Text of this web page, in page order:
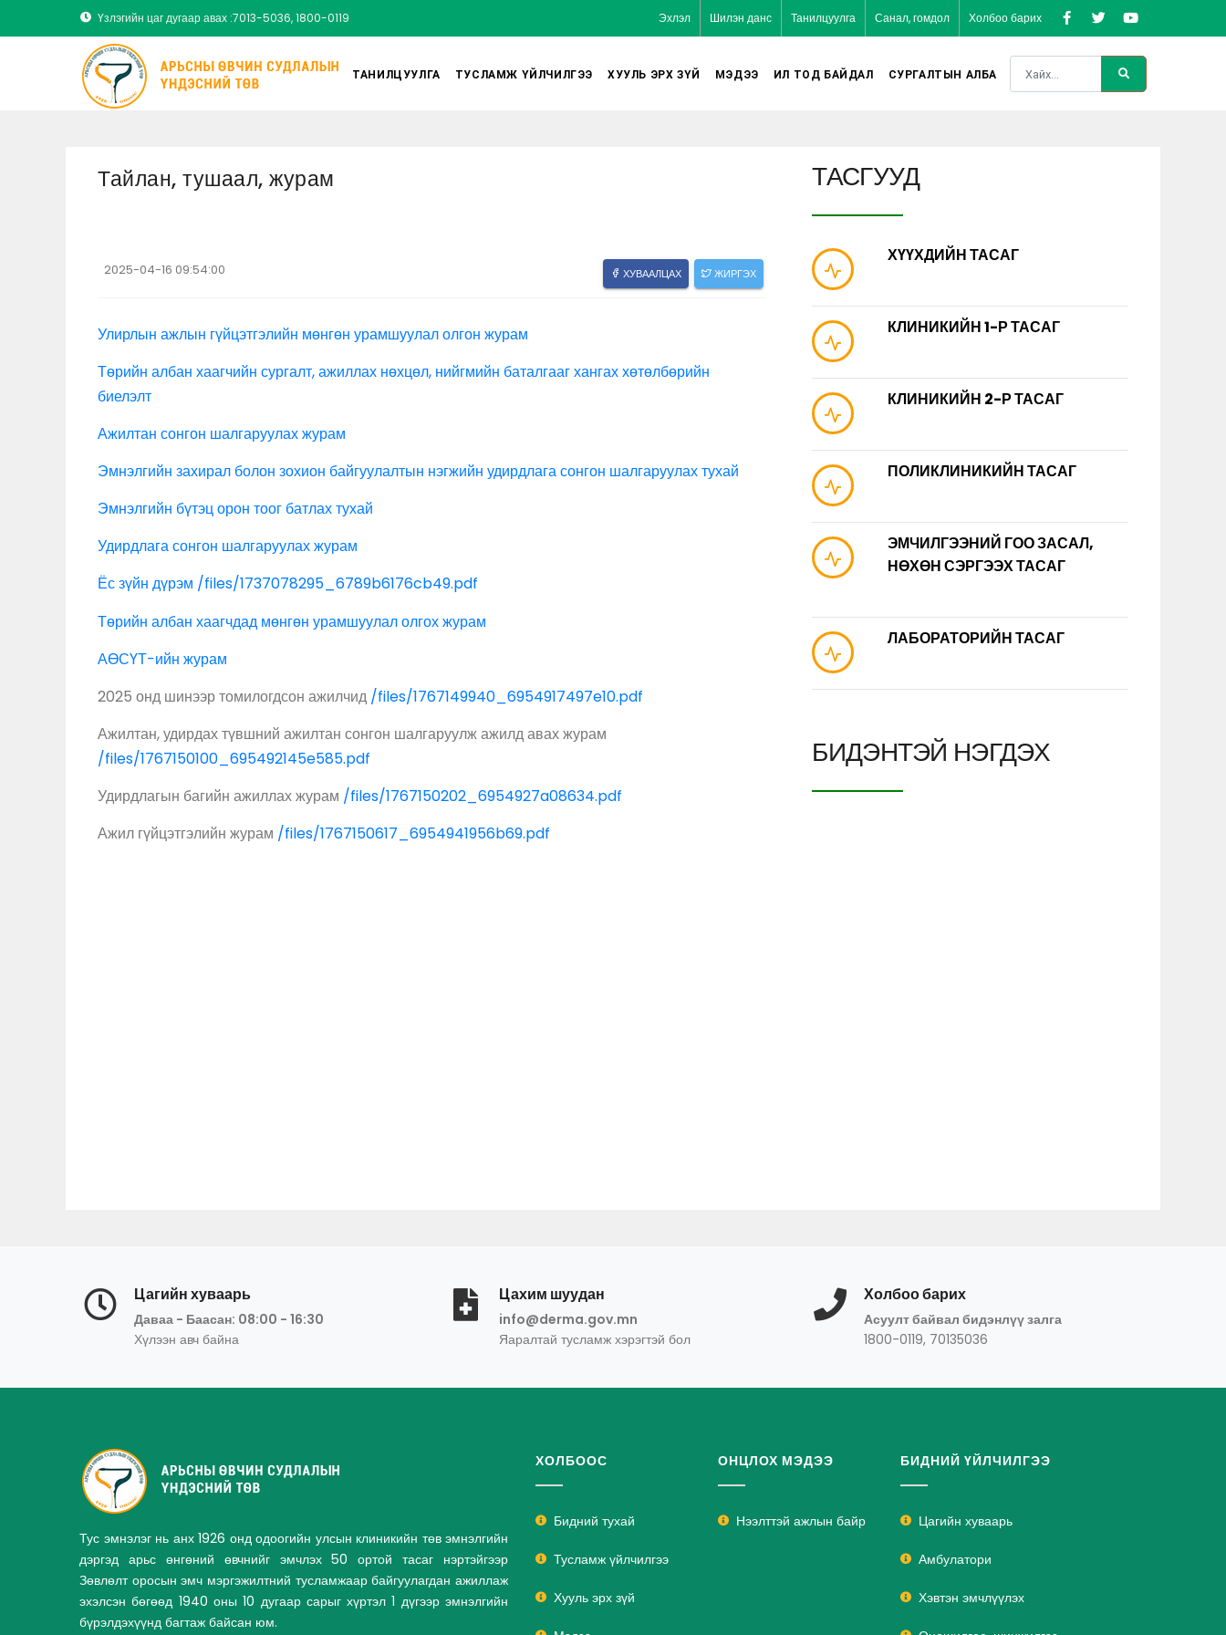
Үзлэгийн цаг дугаар авах :7013-5036, 1800-0119 Эхлэл Шилэн данс Танилцуулга Санал, гомдол Холбоо барих
ТАНИЛЦУУЛГА ТУСЛАМЖ ҮЙЛЧИЛГЭЭ ХУУЛЬ ЭРХ ЗҮЙ МЭДЭЭ ИЛ ТОД БАЙДАЛ СУРГАЛТЫН АЛБА
Тайлан, тушаал, журам
2025-04-16 09:54:00 ХУВААЛЦАХ ЖИРГЭХ
Улирлын ажлын гүйцэтгэлийн мөнгөн урамшуулал олгон журам
Төрийн албан хаагчийн сургалт, ажиллах нөхцөл, нийгмийн баталгааг хангах хөтөлбөрийн
биелэлт
Ажилтан сонгон шалгаруулах журам
Эмнэлгийн захирал болон зохион байгуулалтын нэгжийн удирдлага сонгон шалгаруулах тухай
Эмнэлгийн бүтэц орон тоог батлах тухай
Удирдлага сонгон шалгаруулах журам
Ёс зүйн дүрэм /files/1737078295_6789b6176cb49.pdf
Төрийн албан хаагчдад мөнгөн урамшуулал олгох журам
АӨСҮТ-ийн журам
2025 онд шинээр томилогдсон ажилчид /files/1767149940_6954917497e10.pdf
Ажилтан, удирдах түвшний ажилтан сонгон шалгаруулж ажилд авах журам
/files/1767150100_695492145e585.pdf
Удирдлагын багийн ажиллах журам /files/1767150202_6954927a08634.pdf
Ажил гүйцэтгэлийн журам /files/1767150617_6954941956b69.pdf
ТАСГУУД
ХҮҮХДИЙН ТАСАГ
КЛИНИКИЙН 1-Р ТАСАГ
КЛИНИКИЙН 2-Р ТАСАГ
ПОЛИКЛИНИКИЙН ТАСАГ
ЭМЧИЛГЭЭНИЙ ГОО ЗАСАЛ,
НӨХӨН СЭРГЭЭХ ТАСАГ
ЛАБОРАТОРИЙН ТАСАГ
БИДЭНТЭЙ НЭГДЭХ
Цагийн хуваарь
Даваа - Баасан: 08:00 - 16:30
Хүлээн авч байна
Цахим шуудан
info@derma.gov.mn
Яаралтай тусламж хэрэгтэй бол
Холбоо барих
Асуулт байвал бидэнлүү залга
1800-0119, 70135036
Тус эмнэлэг нь анх 1926 онд одоогийн улсын клиникийн төв эмнэлгийн
дэргэд арьс өнгөний өвчнийг эмчлэх 50 ортой тасаг нэртэйгээр
Зөвлөлт оросын эмч мэргэжилтний тусламжаар байгуулагдан ажиллаж
эхэлсэн бөгөөд 1940 оны 10 дугаар сарыг хүртэл 1 дүгээр эмнэлгийн
бүрэлдэхүүнд багтаж байсан юм.
ХОЛБООС
Бидний тухай
Тусламж үйлчилгээ
Хууль эрх зүй
ОНЦЛОХ МЭДЭЭ
Нээлттэй ажлын байр
БИДНИЙ ҮЙЛЧИЛГЭЭ
Цагийн хуваарь
Амбулатори
Хэвтэн эмчлүүлэх